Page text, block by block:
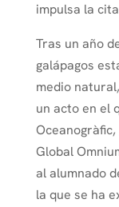
impulsa la
Tras un año
galápagos
medio
un acto en el
Global
al alumnado
la que se ha